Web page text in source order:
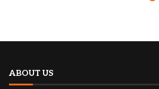
ABOUT US